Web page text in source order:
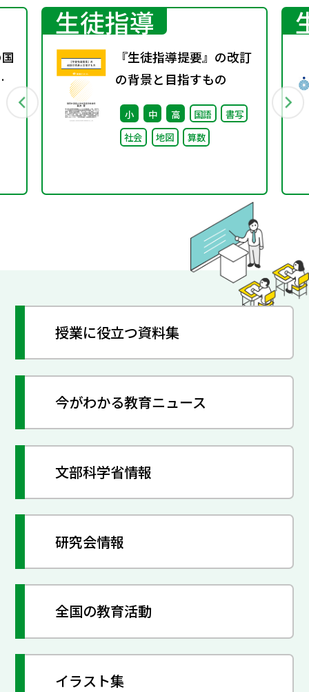
生徒指導
『生徒指導提要』の改訂
の背景と目指すもの
小 中 高 国語
書写
社会
地図 算数
授業に役立つ資料集
今がわかる教育ニュース
文部科学省情報
研究会情報
全国の教育活動
イラスト集